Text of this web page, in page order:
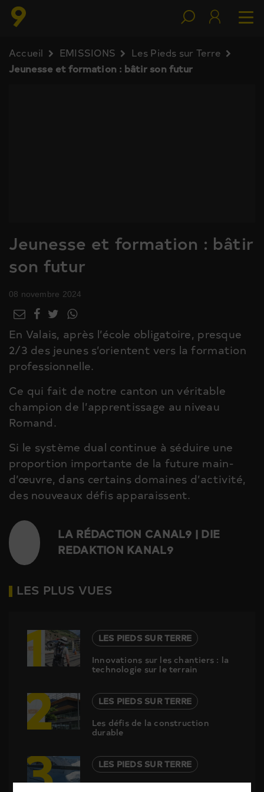
Accueil EMISSIONS
Les Pieds sur Terre
Jeunesse et formation : bâtir son futur
Jeunesse et formation : bâtir
son futur
08 novembre 2024
En Valais, après l’école obligatoire, presque
2/3 des jeunes s’orientent vers la formation
professionnelle.
Ce qui fait de notre canton un véritable
champion de l’apprentissage au niveau
Romand.
Si le système dual continue à séduire une
proportion importante de la future main-
d’œuvre, dans certains domaines d’activité,
des nouveaux défis apparaissent.
LA RÉDACTION CANAL9 | DIE
REDAKTION KANAL9
LES PLUS VUES
1
LES PIEDS SUR TERRE
Innovations sur les chantiers : la
technologie sur le terrain
2
LES PIEDS SUR TERRE
Les défis de la construction
durable
3
LES PIEDS SUR TERRE
Grande Dixence : un entretien